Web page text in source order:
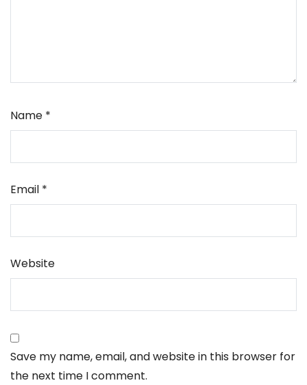
Name *
Email *
Website
Save my name, email, and website in this browser for
the next time I comment.